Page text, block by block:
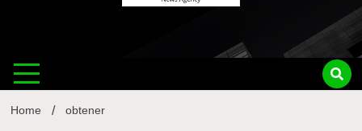
Home obtener